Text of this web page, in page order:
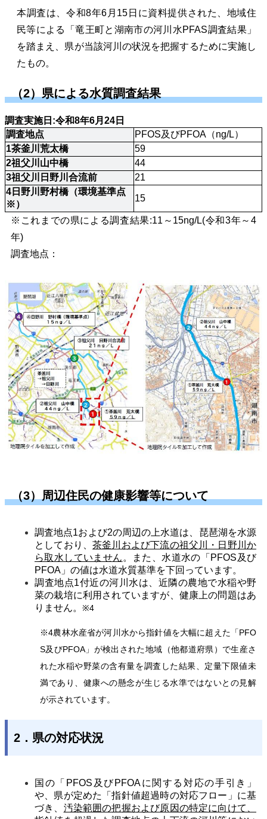
本調査は、令和8年6月15日に資料提供された、地域住
民等による「竜王町と湖南市の河川水PFAS調査結果」
を踏まえ、県が当該河川の状況を把握するために実施し
たもの。
（2）県による水質調査結果
調査実施日:令和8年6月24日
調査地点
PFOS及びPFOA（ng/L）
1茶釜川荒太橋
59
2祖父川山中橋
44
3祖父川日野川合流前
21
4日野川野村橋（環境基準点
※）
15
※これまでの県による調査結果:11～15ng/L(令和3年～4
年)
調査地点：
（3）周辺住民の健康影響等について
調査地点1および2の周辺の上水道は、琵琶湖を水源
としており、茶釜川および下流の祖父川・日野川か
ら取水していません 。また、水道水の「PFOS及び
PFOA」の値は水道水質基準を下回っています。
調査地点1付近の河川水は、近隣の農地で水稲や野
菜の栽培に利用されていますが、健康上の問題はあ
りません。 ※4
※4農林水産省が河川水から指針値を大幅に超えた「PFO
S及びPFOA」が検出された地域（他都道府県）で生産さ
れた水稲や野菜の含有量を調査した結果、定量下限値未
満であり、健康への懸念が生じる水準ではないとの見解
が示されています。
2．県の対応状況
国の「PFOS及びPFOAに関する対応の手引き」
や、県が定めた「指針値超過時の対応フロー」に基
づき、 汚染範囲の把握および原因の特定に向けて、